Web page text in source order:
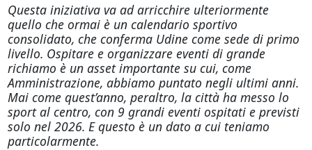
Questa iniziativa va ad arricchire ulteriormente
quello che ormai è un calendario sportivo
consolidato, che conferma Udine come sede di primo
livello. Ospitare e organizzare eventi di grande
richiamo è un asset importante su cui, come
Amministrazione, abbiamo puntato negli ultimi anni.
Mai come quest’anno, peraltro, la città ha messo lo
sport al centro, con 9 grandi eventi ospitati e previsti
solo nel 2026. E questo è un dato a cui teniamo
particolarmente.